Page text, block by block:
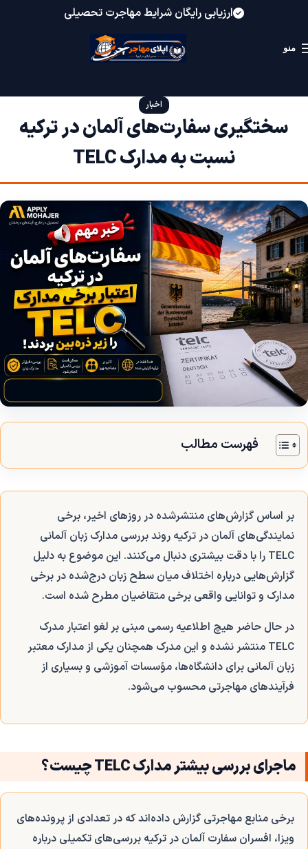
ارزیابی رایگان شرایط مهاجرت تحصیلی
منو
اخبار
سختگیری سفارت‌های آلمان در ترکیه
نسبت به مدارک TELC
فهرست مطالب
بر اساس گزارش‌های منتشرشده در روزهای اخیر، برخی
نمایندگی‌های آلمان در ترکیه روند بررسی مدارک زبان آلمانی
TELC را با دقت بیشتری دنبال می‌کنند. این موضوع به دلیل
گزارش‌هایی درباره اختلاف میان سطح زبان درج‌شده در برخی
مدارک و توانایی واقعی برخی متقاضیان مطرح شده است.
در حال حاضر هیچ اطلاعیه رسمی مبنی بر لغو اعتبار مدرک
TELC منتشر نشده و این مدرک همچنان یکی از مدارک معتبر
زبان آلمانی برای دانشگاه‌ها، مؤسسات آموزشی و بسیاری از
فرآیندهای مهاجرتی محسوب می‌شود.
ماجرای بررسی بیشتر مدارک TELC چیست؟
برخی منابع مهاجرتی گزارش داده‌اند که در تعدادی از پرونده‌های
ویزا، افسران سفارت آلمان در ترکیه بررسی‌های تکمیلی درباره